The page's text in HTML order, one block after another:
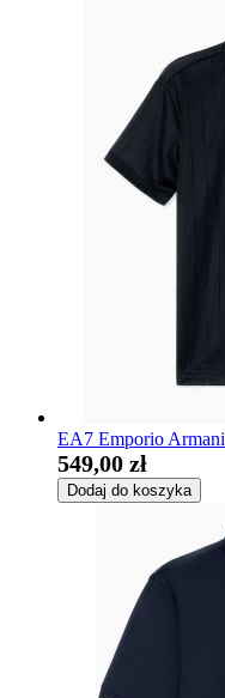
EA7 Emporio
549,00 zł
Dodaj do koszyka